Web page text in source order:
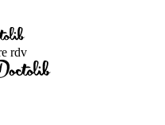
rdv